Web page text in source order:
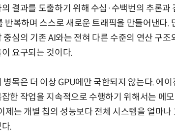
결과를 도출하기 위해 수십·수백번의 추론과
반복하며 스스로 새로운 트래픽을 만들어낸다.
중심의 기존 AI와는 전혀 다른 수준의 연산 구조
요구되는 것이다.
병목은 더 이상 GPU에만 국한되지 않는다. 에
한 작업을 지속적으로 수행하기 위해서는 메
제는 개별 칩의 성능보다 전체 시스템을 얼마
.